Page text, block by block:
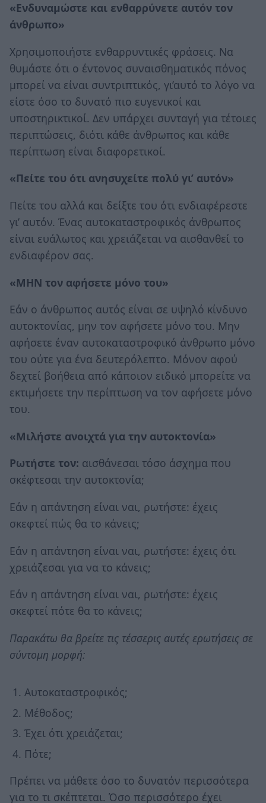
«Ενδυναμώστε και ενθαρρύνετε αυτόν τον
άνθρωπο»
Χρησιμοποιήστε ενθαρρυντικές φράσεις. Να
θυμάστε ότι ο έντονος συναισθηματικός πόνος
μπορεί να είναι συντριπτικός, γι’αυτό το λόγο να
είστε όσο το δυνατό πιο ευγενικοί και
υποστηρικτικοί. Δεν υπάρχει συνταγή για τέτοιες
περιπτώσεις, διότι κάθε άνθρωπος και κάθε
περίπτωση είναι διαφορετικοί.
«Πείτε του ότι ανησυχείτε πολύ γι’ αυτόν»
Πείτε του αλλά και δείξτε του ότι ενδιαφέρεστε
γι’ αυτόν. Ένας αυτοκαταστροφικός άνθρωπος
είναι ευάλωτος και χρειάζεται να αισθανθεί το
ενδιαφέρον σας.
«ΜΗΝ τον αφήσετε μόνο του»
Εάν ο άνθρωπος αυτός είναι σε υψηλό κίνδυνο
αυτοκτονίας, μην τον αφήσετε μόνο του. Μην
αφήσετε έναν αυτοκαταστροφικό άνθρωπο μόνο
του ούτε για ένα δευτερόλεπτο. Μόνον αφού
δεχτεί βοήθεια από κάποιον ειδικό μπορείτε να
εκτιμήσετε την περίπτωση να τον αφήσετε μόνο
του.
«Μιλήστε ανοιχτά για την αυτοκτονία»
Ρωτήστε τον: αισθάνεσαι τόσο άσχημα που
σκέφτεσαι την αυτοκτονία;
Εάν η απάντηση είναι ναι, ρωτήστε: έχεις
σκεφτεί πώς θα το κάνεις;
Εάν η απάντηση είναι ναι, ρωτήστε: έχεις ότι
χρειάζεσαι για να το κάνεις;
Εάν η απάντηση είναι ναι, ρωτήστε: έχεις
σκεφτεί πότε θα το κάνεις;
Παρακάτω θα βρείτε τις τέσσερις αυτές ερωτήσεις σε
σύντομη μορφή:
Αυτοκαταστροφικός;
Μέθοδος;
Έχει ότι χρειάζεται;
Πότε;
Πρέπει να μάθετε όσο το δυνατόν περισσότερα
για το τι σκέπτεται. Όσο περισσότερο έχει